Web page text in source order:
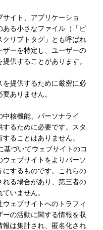
イト、アプリケーショ
ある小さなファイル（「ピ
リプトタグ」とも呼ばれ
ザーを特定し、ユーザーの
供することがあります。
提供するために厳密に必
ありません。
中核機能、パーソナライ
るために必要です。スタ
ることはありません。
基づいてウェブサイトのコ
ェブサイトをよりパーソ
するものです。これらの
る場合があり、第三者の
いません。
ウェブサイトへのトラフィ
の活動に関する情報を収
は集計され、匿名化され